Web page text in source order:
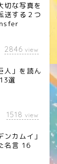
切な写真を
送する２つ
2846 view
人」を読ん
13選
1518 view
ンカムイ」
名言 16